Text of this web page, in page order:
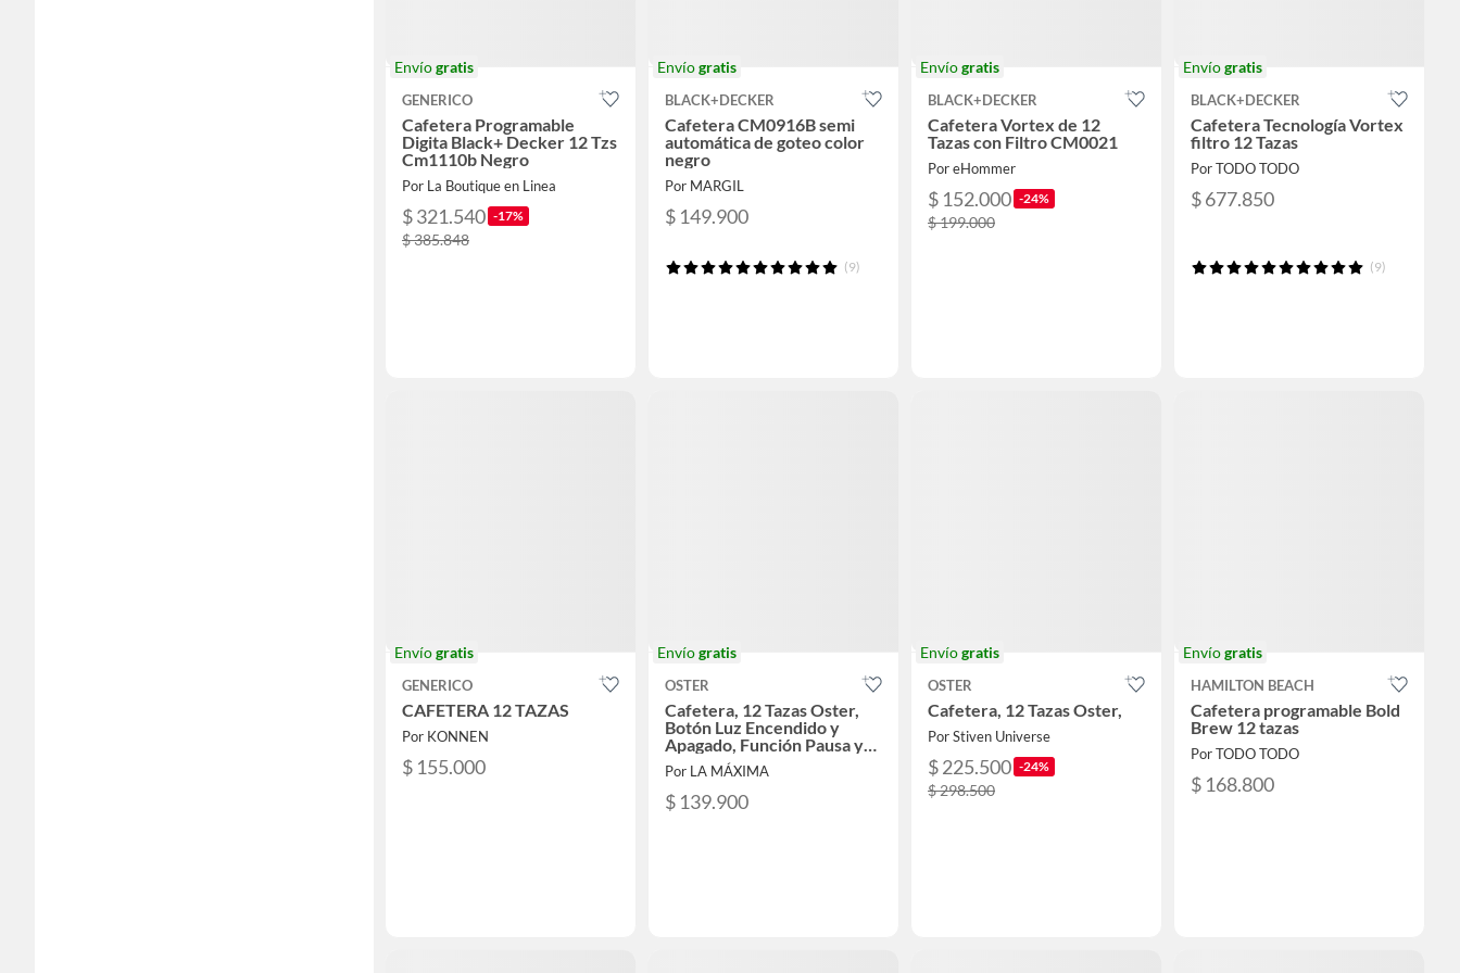
Envíogratis
GENERICO
Cafetera Programable
Digita Black+ Decker 12 Tzs
Cm1110b Negro
Por La Boutique en Linea
$ 321.540 -17%
$ 385.848
Envíogratis
BLACK+DECKER
Cafetera CM0916B semi
automática de goteo color
negro
Por MARGIL
$ 149.900
(9)
Envíogratis
BLACK+DECKER
Cafetera Vortex de 12
Tazas con Filtro CM0021
Por eHommer
$ 152.000 -24%
$ 199.000
Envíogratis
BLACK+DECKER
Cafetera Tecnología Vortex
filtro 12 Tazas
Por TODO TODO
$ 677.850
(9)
Envíogratis
GENERICO
CAFETERA 12 TAZAS
Por KONNEN
$ 155.000
Envíogratis
OSTER
Cafetera, 12 Tazas Oster,
Botón Luz Encendido y
Apagado, Función Pausa y
Servir, Negro,
Por LA MÁXIMA
$ 139.900
Envíogratis
OSTER
Cafetera, 12 Tazas Oster,
Por Stiven Universe
$ 225.500 -24%
$ 298.500
Envíogratis
HAMILTON BEACH
Cafetera programable Bold
Brew 12 tazas
Por TODO TODO
$ 168.800